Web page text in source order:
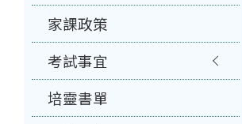
家課政策
考試事宜
培靈書單